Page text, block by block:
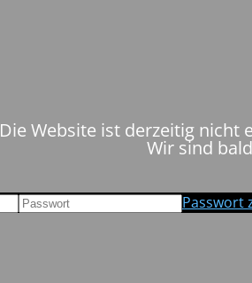
Die Website ist derzeitig nicht
Wir sind
Passwort